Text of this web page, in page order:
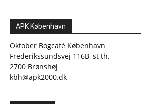
APK København
Oktober Bogcafé København
Frederikssundsvej 116B, st th.
2700 Brønshøj
kbh@apk2000.dk